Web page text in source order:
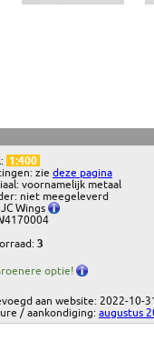
1:400
zie deze pagina
voornamelijk metaal
niet meegeleverd
Wings
3
optie!
aan website: 2022-10-
/ aankondiging: augustus